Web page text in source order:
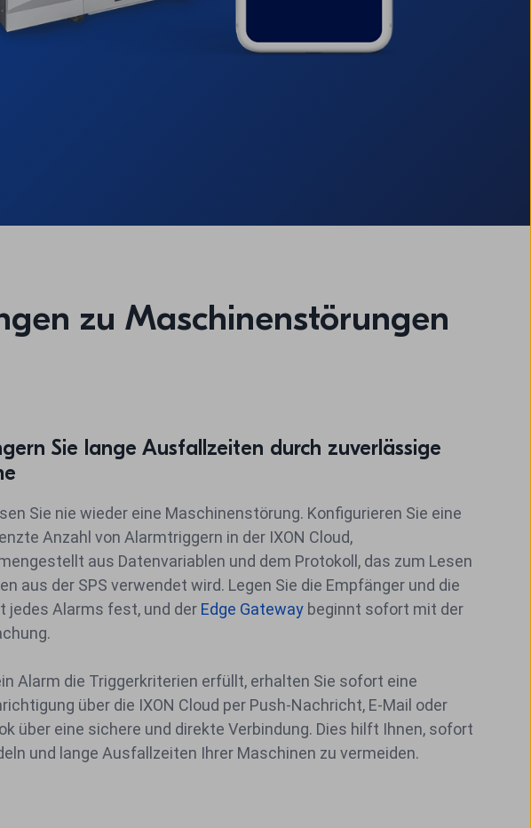
zu Maschinenstörungen
Sie lange Ausfallzeiten durch zuverlässige
Sie nie wieder eine Maschinenstörung. Konfigurieren Sie eine
Anzahl von Alarmtriggern in der IXON Cloud,
aus Datenvariablen und dem Protokoll, das zum Lesen
aus der SPS verwendet wird. Legen Sie die Empfänger und die
jedes Alarms fest, und der Edge Gatewaybeginnt sofort mit der
Alarm die Triggerkriterien erfüllt, erhalten Sie sofort eine
über die IXON Cloud per Push-Nachricht, E-Mail oder
über eine sichere und direkte Verbindung. Dies hilft Ihnen, sofort
und lange Ausfallzeiten Ihrer Maschinen zu vermeiden.